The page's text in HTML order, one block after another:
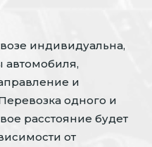
индивидуальна,
автомобиля,
и
одного и
расстояние будет
от